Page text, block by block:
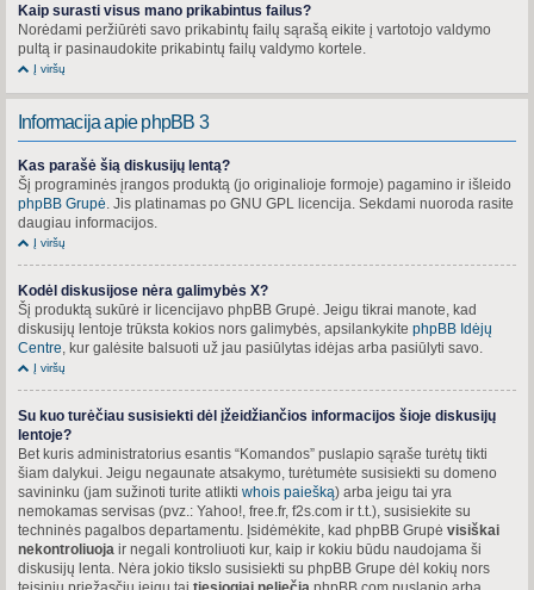
Kaip surasti visus mano prikabintus failus?
Norėdami peržiūrėti savo prikabintų failų sąrašą eikite į vartotojo valdymo
pultą ir pasinaudokite prikabintų failų valdymo kortele.
Į viršų
Informacija apie phpBB 3
Kas parašė šią diskusijų lentą?
Šį programinės įrangos produktą (jo originalioje formoje) pagamino ir išleido
phpBB Grupė . Jis platinamas po GNU GPL licencija. Sekdami nuoroda rasite
daugiau informacijos.
Į viršų
Kodėl diskusijose nėra galimybės X?
Šį produktą sukūrė ir licencijavo phpBB Grupė. Jeigu tikrai manote, kad
diskusijų lentoje trūksta kokios nors galimybės, apsilankykite phpBB Idėjų
Centre , kur galėsite balsuoti už jau pasiūlytas idėjas arba pasiūlyti savo.
Į viršų
Su kuo turėčiau susisiekti dėl įžeidžiančios informacijos šioje diskusijų
lentoje?
Bet kuris administratorius esantis “Komandos” puslapio sąraše turėtų tikti
šiam dalykui. Jeigu negaunate atsakymo, turėtumėte susisiekti su domeno
savininku (jam sužinoti turite atlikti whois paiešką) arba jeigu tai yra
nemokamas servisas (pvz.: Yahoo!, free.fr, f2s.com ir t.t.), susisiekite su
techninės pagalbos departamentu. Įsidėmėkite, kad phpBB Grupė visiškai
nekontroliuoja ir negali kontroliuoti kur, kaip ir kokiu būdu naudojama ši
diskusijų lenta. Nėra jokio tikslo susisiekti su phpBB Grupe dėl kokių nors